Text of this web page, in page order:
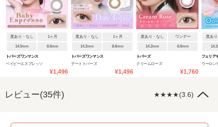
度あり・なし 1ヶ月
14.5mm 8.6mm
トパーズ ワンマンス
ベイビーエスプレッソ
¥1,496
度あり・なし 1ヶ月
14.2mm 8.6mm
トパーズ ワンマンス
デートトパーズ
¥1,496
度あり・なし ワンデー
14.2mm 8.6mm
トパーズ
クリームローズ
¥1,760
度あ
フェリア
ウーロン
レビュー(35件) ★★★★(3.6)